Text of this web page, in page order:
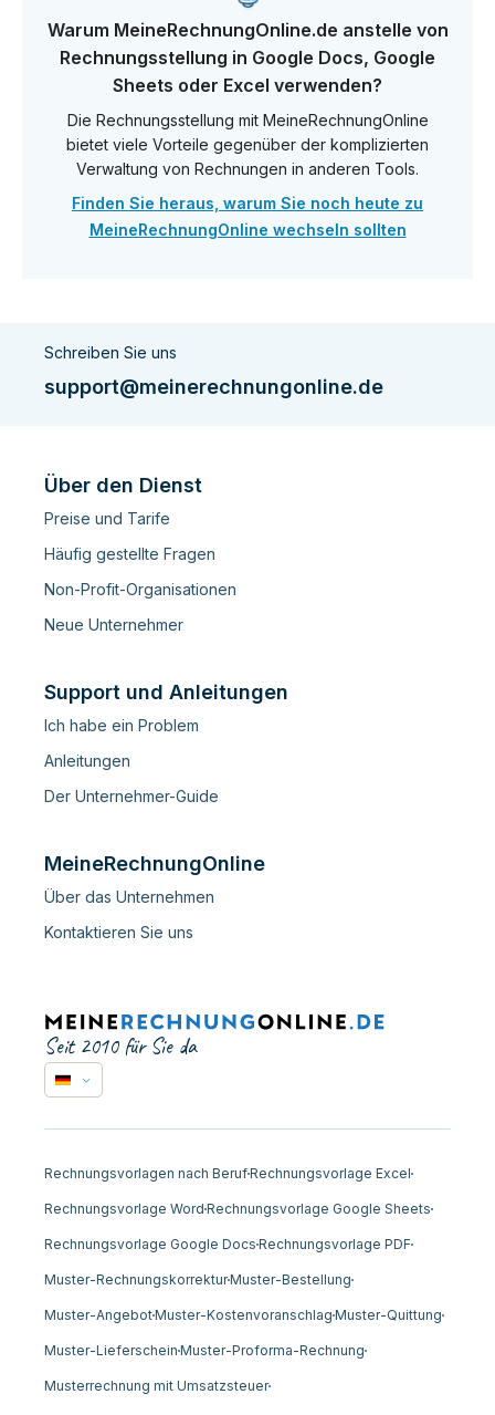
Warum MeineRechnungOnline.de anstelle von
Rechnungsstellung in Google Docs, Google
Sheets oder Excel verwenden?
Die Rechnungsstellung mit MeineRechnungOnline
bietet viele Vorteile gegenüber der komplizierten
Verwaltung von Rechnungen in anderen Tools.
Finden Sie heraus, warum Sie noch heute zu
MeineRechnungOnline wechseln sollten
Schreiben Sie uns
support@meinerechnungonline.de
Über den Dienst
Preise und Tarife
Häufig gestellte Fragen
Non-Profit-Organisationen
Neue Unternehmer
Support und Anleitungen
Ich habe ein Problem
Anleitungen
Der Unternehmer-Guide
MeineRechnungOnline
Über das Unternehmen
Kontaktieren Sie uns
Seit 2010 für Sie da
Rechnungsvorlagen nach BerufRechnungsvorlage Excel
Rechnungsvorlage WordRechnungsvorlage Google Sheets
Rechnungsvorlage Google DocsRechnungsvorlage PDF
Muster-RechnungskorrekturMuster-Bestellung
Muster-AngebotMuster-KostenvoranschlagMuster-Quittung
Muster-LieferscheinMuster-Proforma-Rechnung
Musterrechnung mit Umsatzsteuer